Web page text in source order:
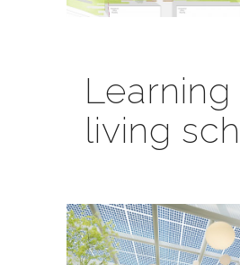
Learning
living